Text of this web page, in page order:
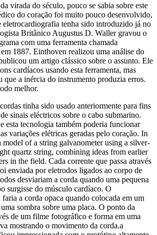
virada do século, pouco se sabia sobre este
do coração foi muito pouco desenvolvido,
eletrocardiografia tenha sido introduzido já no
Britânico Augustus D. Waller gravou o
com uma ferramenta chamada
1887. Einthoven realizou uma análise do
um artigo clássico sobre o assunto. Ele
cardíacos usando esta ferramenta, mas
que a inércia do instrumento produzia erros.
melhor.
tinha sido usado anteriormente para fins
sinais eléctricos sobre o cabo submarino.
esta tecnologia também poderia funcionar
variações elétricas geradas pelo coração. In
model of a string galvanometer using a silver-
quartz string, combining ideas from earlier
in the field. Cada corrente que passa através
enviada por eletrodos ligados ao corpo de
desviariam a corda quando uma pequena
surgisse do músculo cardíaco. O
a corda opaca quando colocada em um
sombra sobre uma placa. O ponto da
de um filme fotográfico e forma em uma
mostrando o movimento da corda.a